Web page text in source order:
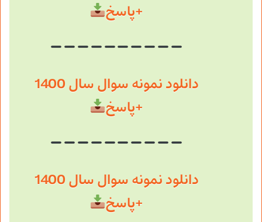
+پاسخ
دانلود نمونه سوال سال 1400
+پاسخ
دانلود نمونه سوال سال 1400
+پاسخ